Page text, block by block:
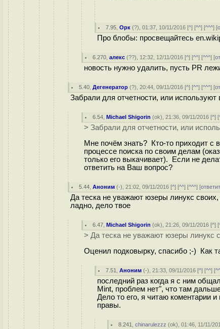
7.95 ,Орк (?), 01:37, 10/11/2016 [^] [^^] [^^^] [
Про блобы: просвещайтесь
6.270 ,алекс (??), 12:32, 12/11/2016 [^] [^^] [^^^] [
новость нужно удалить, пусть PR
5.40 ,Дегенератор (?), 20:44, 09/11/2016 [^] [^^] [^^^] [
Забрали для отчетности, или используют
6.54 ,Michael Shigorin (ok), 21:36, 09/11/2016 [^] [
> Забрали для отчетности, или
Мне почём знать? Кто-то приходит с
процессе поиска по своим делам
только его выкачивает). Если не
ответить на Ваш вопрос?
5.44 ,Аноним (-), 21:02, 09/11/2016 [^] [^^] [^^^] [
Да теска не уважают юзеры линукс
ладно, дело твое
6.47 ,Michael Shigorin (ok), 21:26, 09/11/2016 [^] [
> Да теска не уважают юзеры линукс
Оценил подковырку, спасибо ;-) Как
7.51 ,Аноним (-), 21:33, 09/11/2016 [^] [^^] [
последний раз когда я с ним
Mint, проблем нет", что там дальше
Дело то его, я читаю коментарии
правы.
8.241 ,chinarulezzz (ok), 01:46, 11/11/